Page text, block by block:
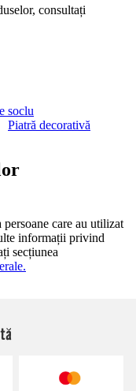
consultați
soclu
Piatră decorativă
care au utilizat
informații privind
secțiunea